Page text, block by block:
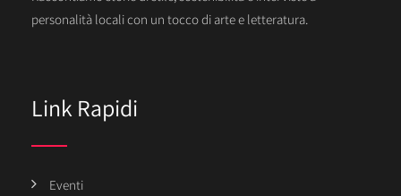
personalità locali con un tocco di arte e letteratura.
Link Rapidi
Eventi